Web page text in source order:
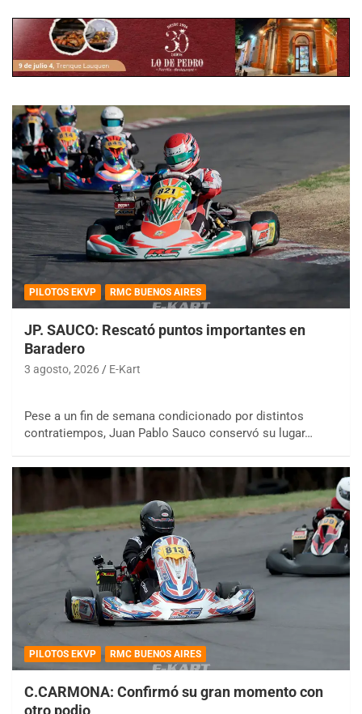
PILOTOS EKVP RMC BUENOS AIRES
JP. SAUCO: Rescató puntos importantes en
Baradero
3 agosto, 2026 E-Kart
Pese a un fin de semana condicionado por distintos
contratiempos, Juan Pablo Sauco conservó su lugar…
PILOTOS EKVP RMC BUENOS AIRES
C.CARMONA: Confirmó su gran momento con
otro podio